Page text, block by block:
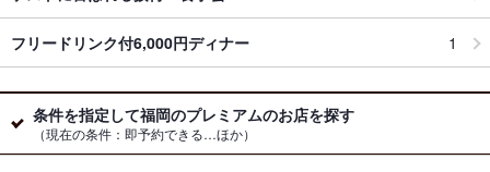
フリードリンク付6,000円ディナー 1
条件を指定して福岡のプレミアムのお店を探す
（現在の条件：即予約できる…ほか）